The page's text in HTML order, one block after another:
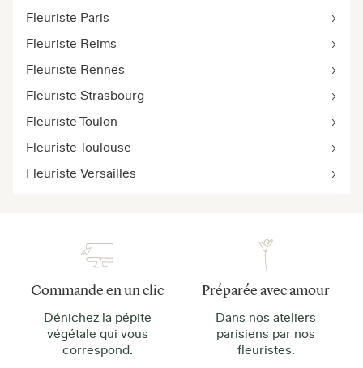
Fleuriste Paris
Fleuriste Reims
Fleuriste Rennes
Fleuriste Strasbourg
Fleuriste Toulon
Fleuriste Toulouse
Fleuriste Versailles
Commande en un clic
Dénichez la pépite
végétale qui vous
correspond.
Préparée avec amour
Dans nos ateliers
parisiens par nos
fleuristes.